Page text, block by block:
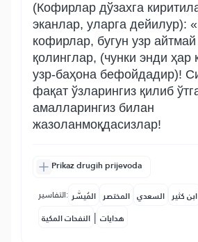
(Кофирлар дўзахга
эканлар, уларга дейилур):
кофирлар, бугун узр айтмай
қолинглар, (чунки энди ҳар
узр-баҳона бефойдадир)!
фақат ўзларингиз қилиб
амалларингиз билан
жазоланмоқдасизлар!
Prikaz drugih prijevoda
التفاسير: المُيسَّر المختصر السعدي ابن كثير
النفحات المكية | هدايات